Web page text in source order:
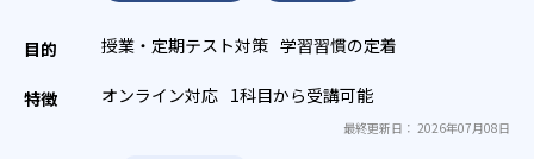
授業・定期テスト対策 学習習慣の定着
オンライン対応 1科目から受講可能
最終更新日： 2026年07月08日